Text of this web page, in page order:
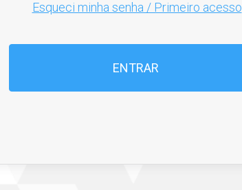
Esqueci minha senha / Primeiro acesso
ENTRAR